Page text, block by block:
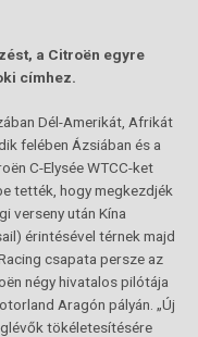
a Citroën egyre
címhez.
Dél-Amerikát, Afrikát
felében Ázsiában és a
C-Elysée WTCC-ket
tették, hogy megkezdjék
verseny után Kína
érintésével térnek majd
csapata persze az
négy hivatalos pilótája
Aragón pályán. „Új
tökéletesítésére